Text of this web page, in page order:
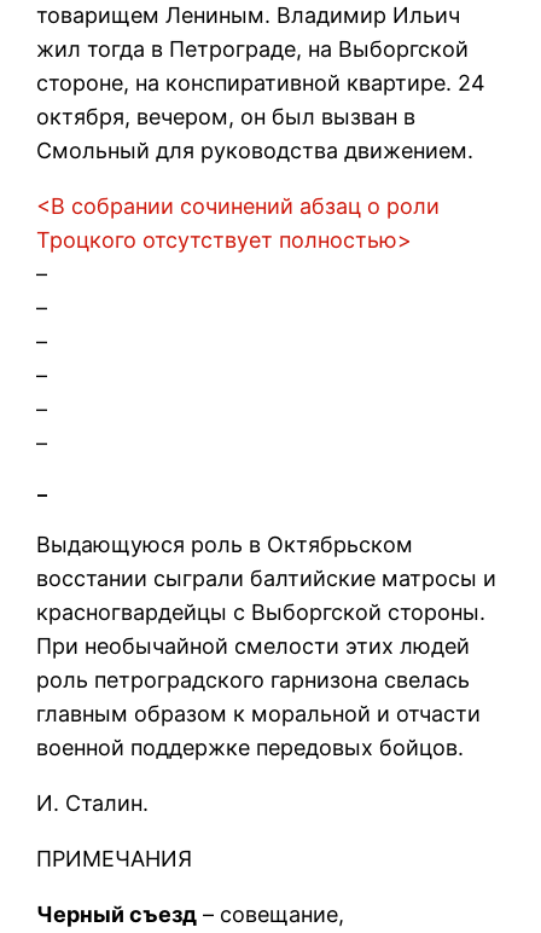
товарищем Лениным. Владимир Ильич
жил тогда в Петрограде, на Выборгской
стороне, на конспиративной квартире. 24
октября, вечером, он был вызван в
Смольный для руководства движением.
<В собрании сочинений абзац о роли
Троцкого отсутствует полностью>
–
–
–
–
–
–
–
Выдающуюся роль в Октябрьском
восстании сыграли балтийские матросы и
красногвардейцы с Выборгской стороны.
При необычайной смелости этих людей
роль петроградского гарнизона свелась
главным образом к моральной и отчасти
военной поддержке передовых бойцов.
И. Сталин.
ПРИМЕЧАНИЯ
Черный съезд – совещание,